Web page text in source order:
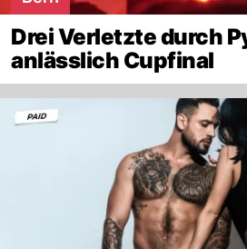
Drei Verletzte durch
anlässlich Cupfinal